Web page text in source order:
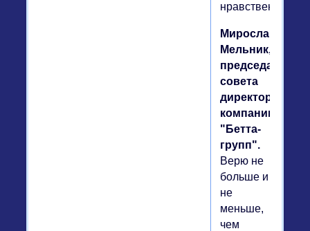
нравственности.
Мирослав
Мельник,
председатель
совета
директоров
компании
"Бетта-
групп".
Верю не
больше и
не
меньше,
чем